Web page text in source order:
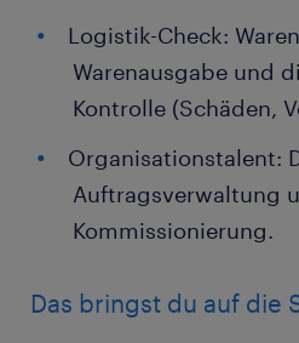
Logistik-Check:
Warenausgabe und
Kontrolle (Schäden,
Organisationstalent:
Auftragsverwaltung
Kommissionierung.
Das bringst du auf die